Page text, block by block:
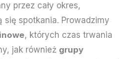
przez cały okres,
spotkania. Prowadzimy
, których czas trwania
jak również grupy